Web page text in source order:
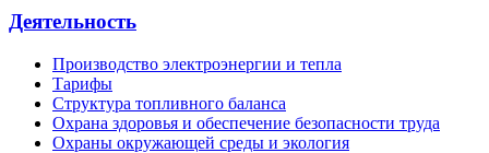
Деятельность
Производство электроэнергии и тепла
Тарифы
Структура топливного баланса
Охрана здоровья и обеспечение безопасности труда
Охраны окружающей среды и экология